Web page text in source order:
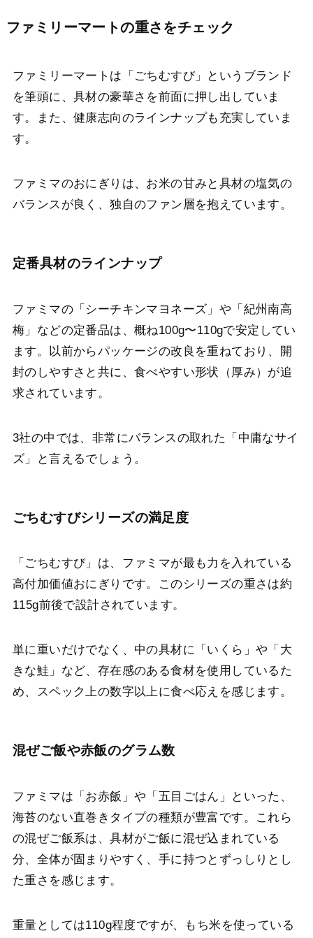
ファミリーマートの重さをチェック
ファミリーマートは「ごちむすび」というブランド
を筆頭に、具材の豪華さを前面に押し出していま
す。また、健康志向のラインナップも充実していま
す。
ファミマのおにぎりは、お米の甘みと具材の塩気の
バランスが良く、独自のファン層を抱えています。
定番具材のラインナップ
ファミマの「シーチキンマヨネーズ」や「紀州南高
梅」などの定番品は、概ね100g〜110gで安定してい
ます。以前からパッケージの改良を重ねており、開
封のしやすさと共に、食べやすい形状（厚み）が追
求されています。
3社の中では、非常にバランスの取れた「中庸なサイ
ズ」と言えるでしょう。
ごちむすびシリーズの満足度
「ごちむすび」は、ファミマが最も力を入れている
高付加価値おにぎりです。このシリーズの重さは約
115g前後で設計されています。
単に重いだけでなく、中の具材に「いくら」や「大
きな鮭」など、存在感のある食材を使用しているた
め、スペック上の数字以上に食べ応えを感じます。
混ぜご飯や赤飯のグラム数
ファミマは「お赤飯」や「五目ごはん」といった、
海苔のない直巻きタイプの種類が豊富です。これら
の混ぜご飯系は、具材がご飯に混ぜ込まれている
分、全体が固まりやすく、手に持つとずっしりとし
た重さを感じます。
重量としては110g程度ですが、もち米を使っている